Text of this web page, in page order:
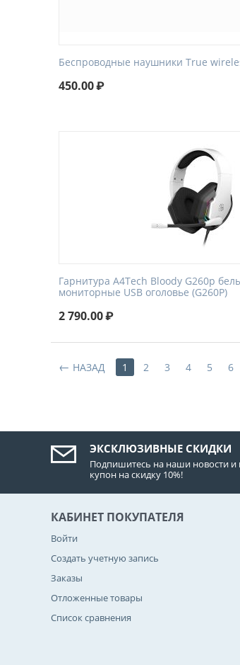
Беспроводные наушники True
450.00₽
Гарнитура A4Tech Bloody G260p
мониторные USB оголовье (G260P)
2 790.00₽
НАЗАД 1 2 3 4 5 6
ЭКСКЛЮЗИВНЫЕ СКИДКИ
Подпишитесь на наши новости и
купон на скидку 10%!
КАБИНЕТ ПОКУПАТЕЛЯ
Войти
Создать учетную запись
Заказы
Отложенные товары
Список сравнения